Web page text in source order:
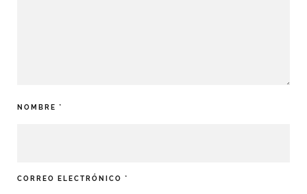
NOMBRE *
CORREO ELECTRÓNICO *